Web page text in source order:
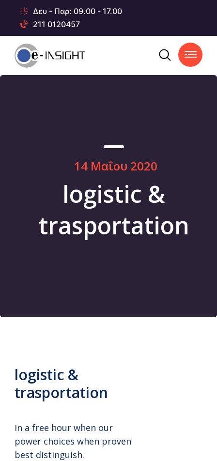
Δευ - Παρ: 09.00 - 17.00
211 0120457
14 Μαΐου 2020
logistic &
trasportation
logistic &
trasportation
In a free hour when our
power choices when proven
best distinguish.